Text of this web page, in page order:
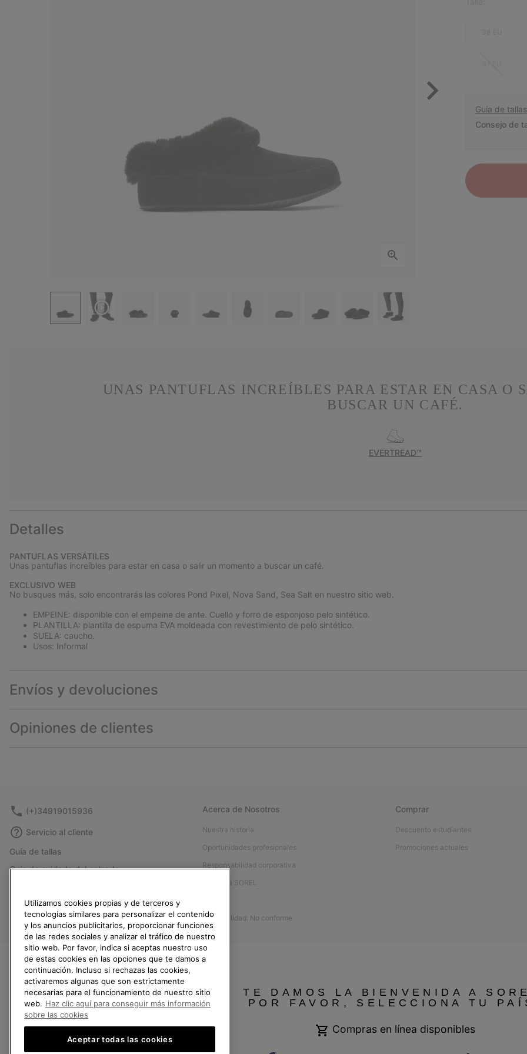
Guía de tallas
Consejo de
UNAS PANTUFLAS INCREÍBLES PARA ESTAR EN CASA O
BUSCAR UN CAFÉ.
EVERTREAD™
Detalles
PANTUFLAS VERSÁTILES
Unas pantuflas increíbles para estar en casa o salir un momento a buscar un café.
EXCLUSIVO WEB
No busques más, solo encontrarás las colores Pond Pixel, Nova Sand, Sea Salt en nuestro sitio web.
EMPEINE: disponible con el empeine de ante. Cuello y forro de esponjoso pelo sintético.
PLANTILLA: plantilla de espuma EVA moldeada con revestimiento de pelo sintético.
SUELA: caucho.
Usos: Informal
Envíos y devoluciones
Opiniones de clientes
(+)34919015936
Servicio al cliente
Guía de tallas
Guía de cuidado del calzado
Devoluciones
Desistir del contrato
Estado del pedido
Envío
Pago
Preguntas frecuentes
Acerca de Nosotros
Nuestra historia
Oportunidades profesionales
Responsabilidad corporativa
Afíliese a SOREL
Accesibilidad: No conforme
Comprar
Descuento estudiantes
Promociones actuales
España
TE DAMOS LA BIENVENIDA A
POR FAVOR, SELECCIONA TU
Compras en línea disponibles
Utilizamos cookies propias y de terceros y
tecnologías similares para personalizar el contenido
y los anuncios publicitarios, proporcionar funciones
de las redes sociales y analizar el tráfico de nuestro
sitio web. Por favor, indica si aceptas nuestro uso
de estas cookies en las opciones que te damos a
continuación. Incluso si rechazas las cookies,
activaremos algunas que son estrictamente
necesarias para el funcionamiento de nuestro sitio
web. Haz clic aquí para conseguir más información
sobre las cookies
Aceptar todas las cookies